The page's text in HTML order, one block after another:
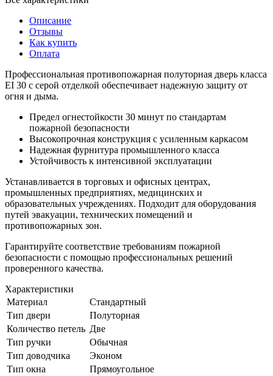
Описание
Отзывы
Как купить
Оплата
Профессиональная противопожарная полуторная дверь класса
EI 30 с серой отделкой обеспечивает надежную защиту от
огня и дыма.
Предел огнестойкости 30 минут по стандартам
пожарной безопасности
Высокопрочная конструкция с усиленным каркасом
Надежная фурнитура промышленного класса
Устойчивость к интенсивной эксплуатации
Устанавливается в торговых и офисных центрах,
промышленных предприятиях, медицинских и
образовательных учреждениях. Подходит для оборудования
путей эвакуации, технических помещений и
противопожарных зон.
Гарантируйте соответствие требованиям пожарной
безопасности с помощью профессиональных решений
проверенного качества.
Характеристики
Материал
Стандартный
Тип двери
Полуторная
Количество петель Две
Тип ручки
Обычная
Тип доводчика
Эконом
Тип окна
Прямоугольное